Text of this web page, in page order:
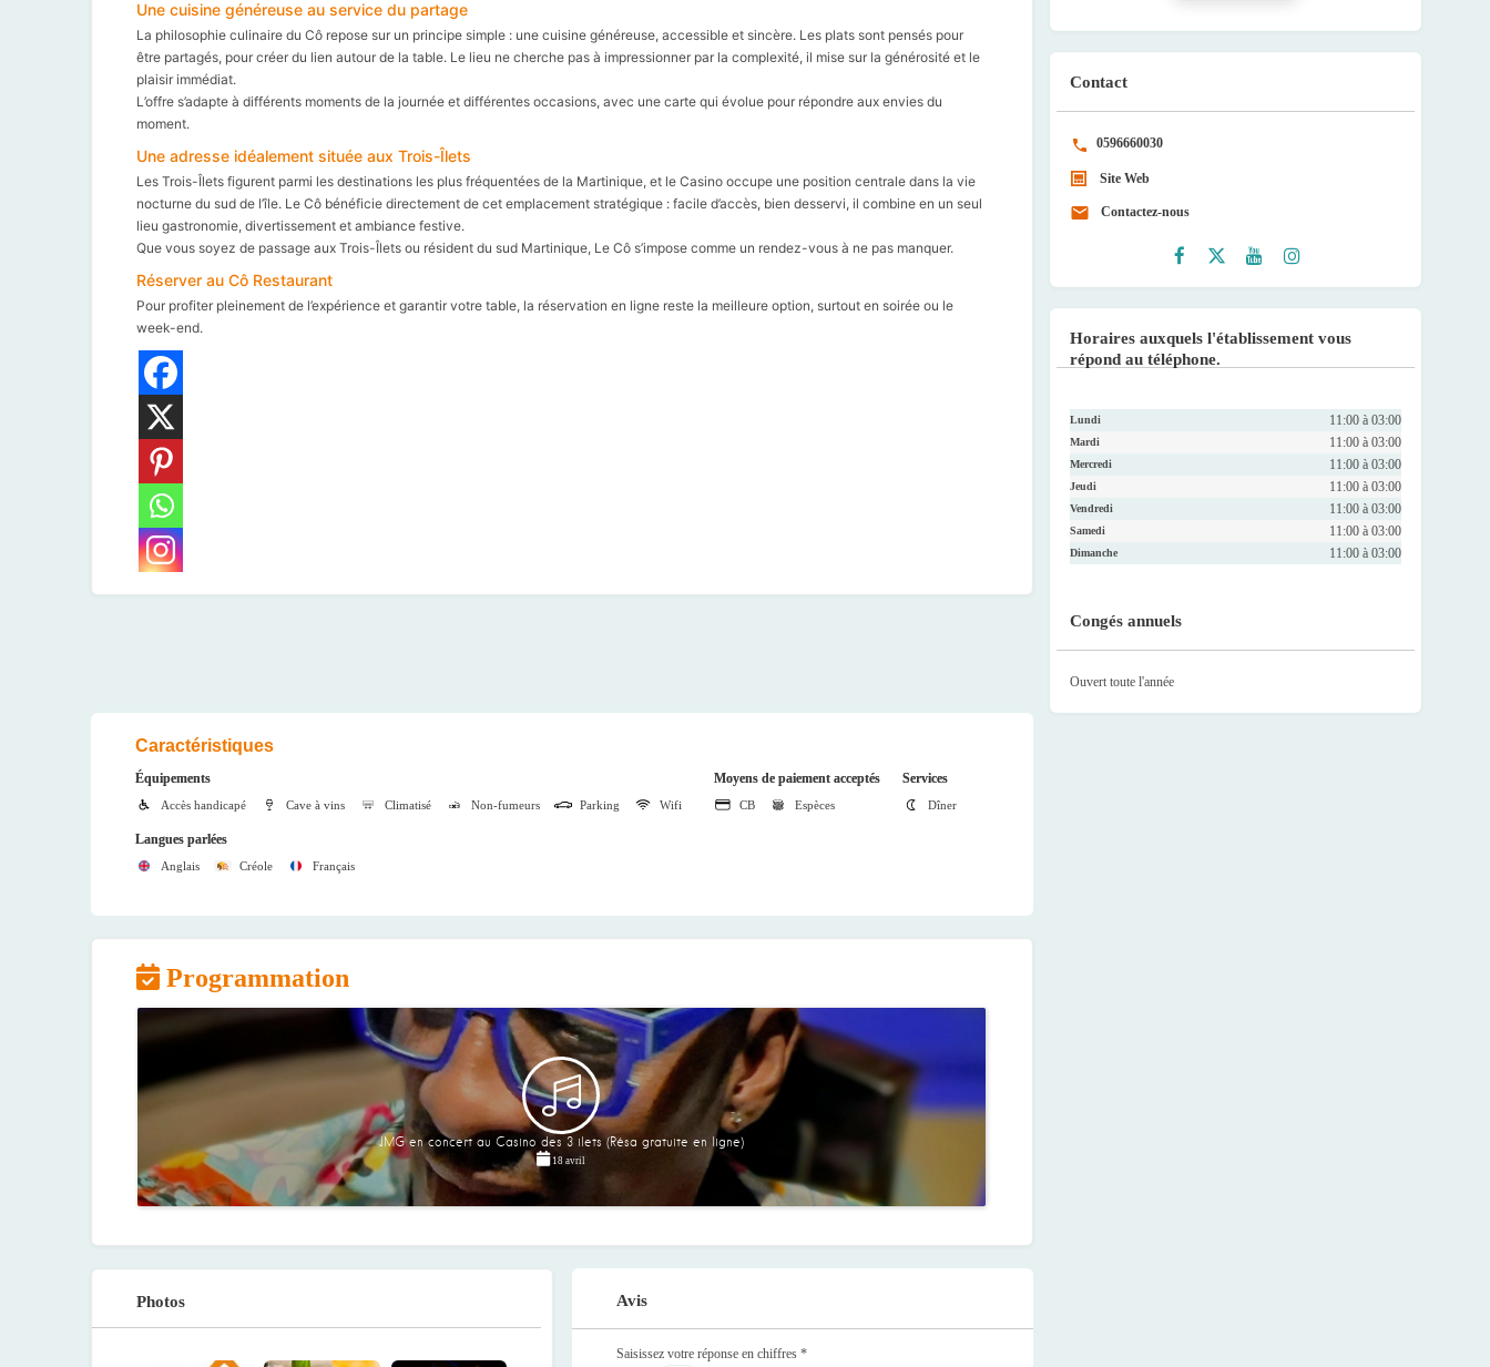
Une cuisine généreuse au service du partage
La philosophie culinaire du Cô repose sur un principe simple : une cuisine généreuse, accessible et sincère. Les plats sont pensés pour
être partagés, pour créer du lien autour de la table. Le lieu ne cherche pas à impressionner par la complexité, il mise sur la générosité et le
plaisir immédiat.
L’offre s’adapte à différents moments de la journée et différentes occasions, avec une carte qui évolue pour répondre aux envies du
moment.
Une adresse idéalement située aux Trois-Îlets
Les Trois-Îlets figurent parmi les destinations les plus fréquentées de la Martinique, et le Casino occupe une position centrale dans la vie
nocturne du sud de l’île. Le Cô bénéficie directement de cet emplacement stratégique : facile d’accès, bien desservi, il combine en un seul
lieu gastronomie, divertissement et ambiance festive.
Que vous soyez de passage aux Trois-Îlets ou résident du sud Martinique, Le Cô s’impose comme un rendez-vous à ne pas manquer.
Réserver au Cô Restaurant
Pour profiter pleinement de l’expérience et garantir votre table, la réservation en ligne reste la meilleure option, surtout en soirée ou le
week-end.
Caractéristiques
Équipements
Accès handicapé Cave à vins Climatisé Non-fumeurs Parking Wifi
Moyens de paiement acceptés
CB Espèces
Services
Dîner
Langues parlées
Anglais Créole Français
Programmation
JMG en concert au Casino des 3 ilets (Résa gratuite en ligne)
18 avril
Photos Avis
Saisissez votre réponse en chiffres*
Contact
0596660030
Site Web
Contactez-nous
Horaires auxquels l'établissement vous
répond au téléphone.
Lundi 11:00 à 03:00
Mardi 11:00 à 03:00
Mercredi 11:00 à 03:00
Jeudi 11:00 à 03:00
Vendredi 11:00 à 03:00
Samedi 11:00 à 03:00
Dimanche 11:00 à 03:00
Congés annuels
Ouvert toute l'année